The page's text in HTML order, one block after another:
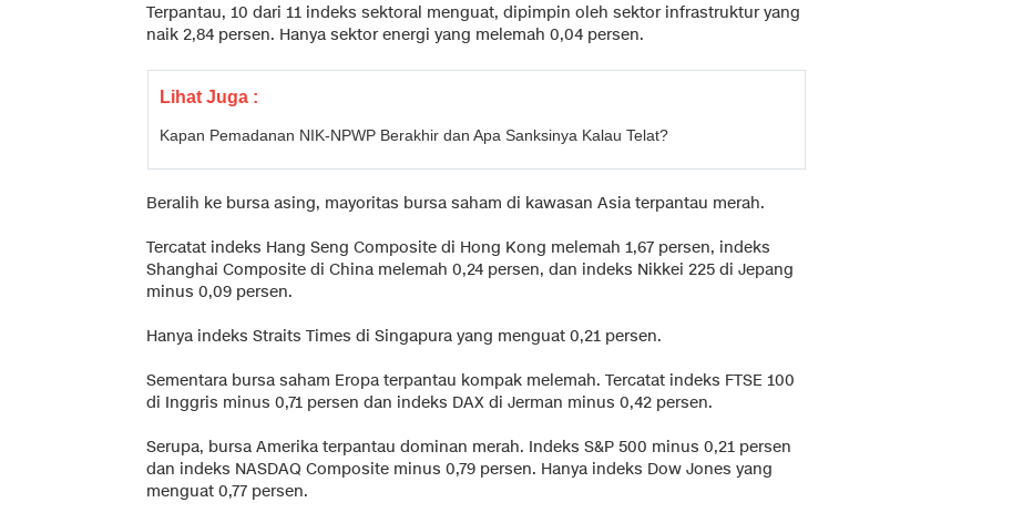
Terpantau, 10 dari 11 indeks sektoral menguat, dipimpin oleh sektor infrastruktur yang
naik 2,84 persen. Hanya sektor energi yang melemah 0,04 persen.
Lihat Juga :
Kapan Pemadanan NIK-NPWP Berakhir dan Apa Sanksinya Kalau Telat?
Beralih ke bursa asing, mayoritas bursa saham di kawasan Asia terpantau merah.
Tercatat indeks Hang Seng Composite di Hong Kong melemah 1,67 persen, indeks
Shanghai Composite di China melemah 0,24 persen, dan indeks Nikkei 225 di Jepang
minus 0,09 persen.
Hanya indeks Straits Times di Singapura yang menguat 0,21 persen.
Sementara bursa saham Eropa terpantau kompak melemah. Tercatat indeks FTSE 100
di Inggris minus 0,71 persen dan indeks DAX di Jerman minus 0,42 persen.
Serupa, bursa Amerika terpantau dominan merah. Indeks S&P 500 minus 0,21 persen
dan indeks NASDAQ Composite minus 0,79 persen. Hanya indeks Dow Jones yang
menguat 0,77 persen.